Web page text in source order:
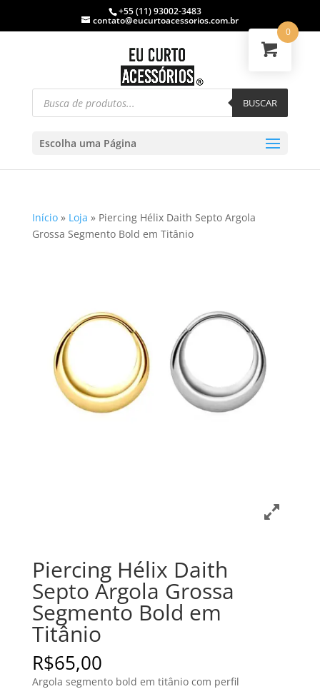
+55 (11) 93002-3483
contato@eucurtoacessorios.com.br
BUSCAR
Escolha uma Página
Início» Loja » Piercing Hélix Daith Septo Argola
Grossa Segmento Bold em Titânio
Piercing Hélix Daith
Septo Argola Grossa
Segmento Bold em
Titânio
R$65,00
Argola segmento bold em titânio com perfil
0